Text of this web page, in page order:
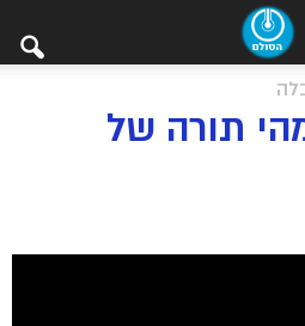
תורה של